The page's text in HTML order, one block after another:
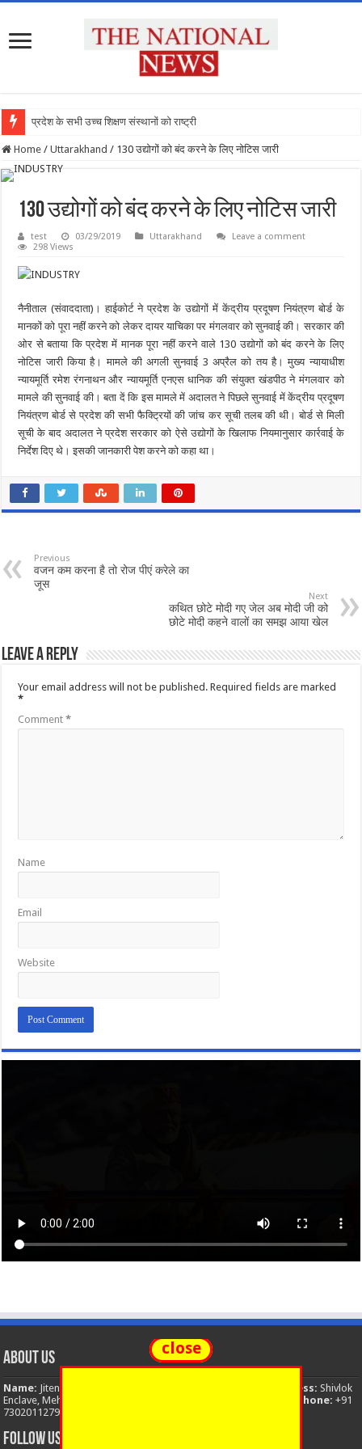
प्रदेश के सभी उच्च शिक्षण संस्थानों को राष्ट्रीय शिक
Home / Uttarakhand / 130 उद्योगों को बंद करने के लिए नोटिस जारी
130 उद्योगों को बंद करने के लिए नोटिस जारी
test 03/29/2019 Uttarakhand
Leave a comment
298 Views
नैनीताल (संवाददाता)। हाईकोर्ट ने प्रदेश के उद्योगों में केंद्रीय प्रदूषण नियंत्रण बोर्ड के
मानकों को पूरा नहीं करने को लेकर दायर याचिका पर मंगलवार को सुनवाई की। सरकार की
ओर से बताया कि प्रदेश में मानक पूरा नहीं करने वाले 130 उद्योगों को बंद करने के लिए
नोटिस जारी किया है। मामले की अगली सुनवाई 3 अप्रैल को तय है। मुख्य न्यायाधीश
न्यायमूर्ति रमेश रंगनाथन और न्यायमूर्ति एनएस धानिक की संयुक्त खंडपीठ ने मंगलवार को
मामले की सुनवाई की। बता दें कि इस मामले में अदालत ने पिछले सुनवाई में केंद्रीय प्रदूषण
नियंत्रण बोर्ड से प्रदेश की सभी फैक्ट्रियों की जांच कर सूची तलब की थी। बोर्ड से मिली
सूची के बाद अदालत ने प्रदेश सरकार को ऐसे उद्योगों के खिलाफ नियमानुसार कार्रवाई के
निर्देश दिए थे। इसकी जानकारी पेश करने को कहा था।
Previous
वजन कम करना है तो रोज पीएं करेले का
जूस
Next
कथित छोटे मोदी गए जेल अब मोदी जी को
छोटे मोदी कहने वालों का समझ आया खेल
Leave a Reply
Your email address will not be published. Required fields are marked
*
Comment*
Name
Email
Website
About Us
Name: Jitendra Singh Address: Shivlok
Enclave, Mehuwala Mafi, Dehradun, Uttarakhand, 248001, India
Phone: +91
7302011279
FOLLOW US
close